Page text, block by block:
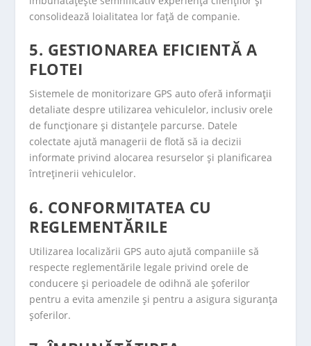
consolidează loialitatea lor față de companie.
5. GESTIONAREA EFICIENTĂ A
FLOTEI
Sistemele de monitorizare GPS auto oferă informații
detaliate despre utilizarea vehiculelor, inclusiv orele
de funcționare și distanțele parcurse. Datele
colectate ajută managerii de flotă să ia decizii
informate privind alocarea resurselor și planificarea
întreținerii vehiculelor.
6. CONFORMITATEA CU
REGLEMENTĂRILE
Utilizarea localizării GPS auto ajută companiile să
respecte reglementările legale privind orele de
conducere și perioadele de odihnă ale șoferilor
pentru a evita amenzile și pentru a asigura siguranța
șoferilor.